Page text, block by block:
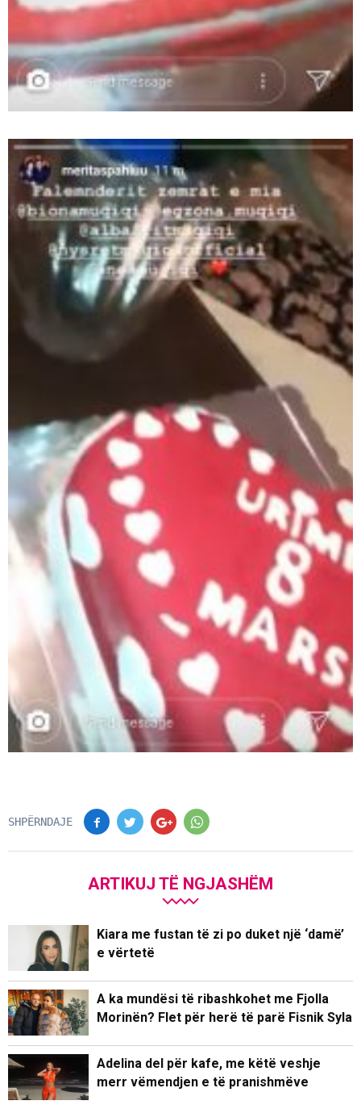
SHPËRNDAJE
ARTIKUJ TË NGJASHËM
Kiara me fustan të zi po duket një ‘damë’
e vërtetë
A ka mundësi të ribashkohet me Fjolla
Morinën? Flet për herë të parë Fisnik Syla
Adelina del për kafe, me këtë veshje
merr vëmendjen e të pranishmëve